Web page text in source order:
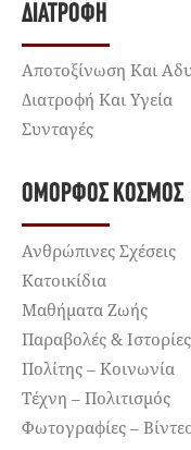
ΔΙΑΤΡΟΦΉ
Αποτοξίνωση Και
Διατροφή Και Υγεία
Συνταγές
ΌΜΟΡΦΟΣ ΚΌΣΜΟΣ
Ανθρώπινες Σχέσεις
Κατοικίδια
Μαθήματα Ζωής
Παραβολές & Ιστορίες
Πολίτης – Κοινωνία
Τέχνη – Πολιτισμός
Φωτογραφίες –